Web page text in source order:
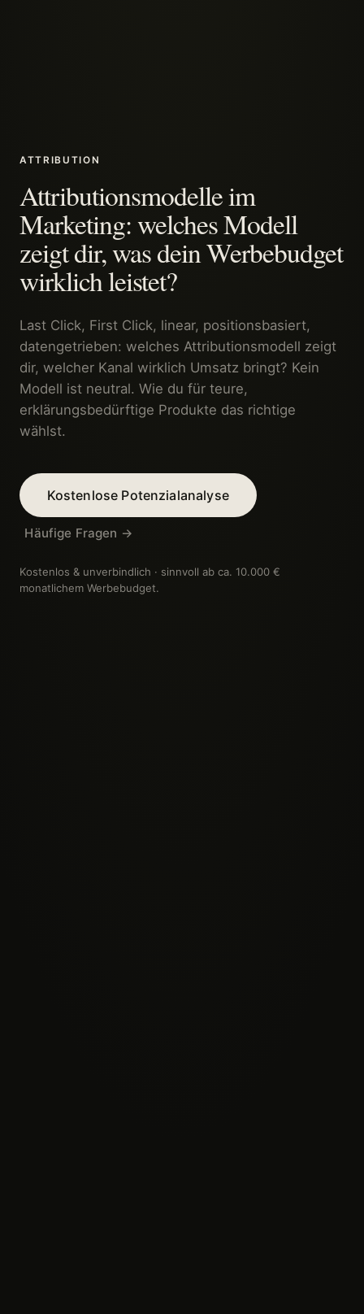
ATTRIBUTION
Attributionsmodelle im
Marketing: welches Modell
zeigt dir, was dein Werbebudget
wirklich leistet?
Last Click, First Click, linear, positionsbasiert,
datengetrieben: welches Attributionsmodell zeigt
dir, welcher Kanal wirklich Umsatz bringt? Kein
Modell ist neutral. Wie du für teure,
erklärungsbedürftige Produkte das richtige
wählst.
Kostenlose Potenzialanalyse
Häufige Fragen →
Kostenlos & unverbindlich · sinnvoll ab ca. 10.000 €
monatlichem Werbebudget.